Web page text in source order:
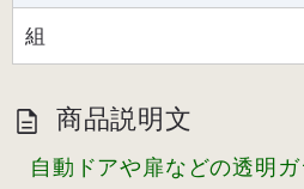
組
商品説明文
自動ドアや扉などの透明